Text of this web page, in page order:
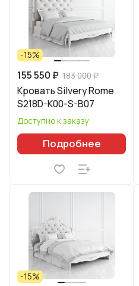
-15%
155 550 ₽ 183 000 ₽
Кровать Silvery Rome
S218D-K00-S-B07
Доступно к заказу
Подробнее
-15%